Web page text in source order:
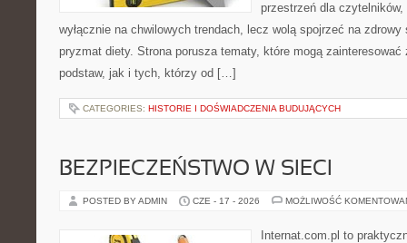
przestrzeń dla
wyłącznie na chwilowych trendach, lecz wolą spojrzeć na
pryzmat diety. Strona porusza tematy, które mogą
podstaw, jak i tych, którzy od […]
CATEGORIES: HISTORIE I DOŚWIADCZENIA BUDUJĄCYCH
BEZPIECZEŃSTWO W SIECI
POSTED BY ADMIN CZE - 17 - 2026 MOŻLIWOŚĆ
Internat.com.pl to